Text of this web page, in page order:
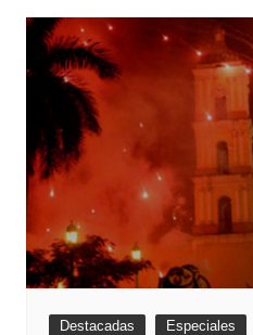
Destacadas Especiales